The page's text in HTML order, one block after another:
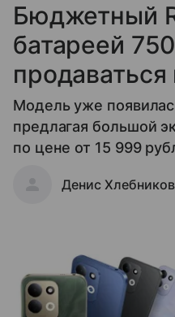
Бюджетный
батареей
продаваться
Модель уже
предлагая большой
по цене от 15 999
Денис Хлебников